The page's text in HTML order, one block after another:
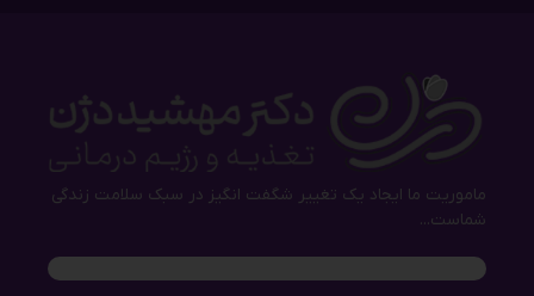
ماموریت ما ایجاد یک تغییر شگفت انگیز در سبک سلامت زندگی
شماست...